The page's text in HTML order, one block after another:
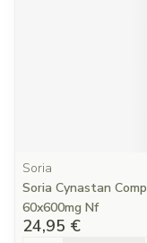
Soria
Soria Cynastan Comp
60x600mg Nf
24,95 €